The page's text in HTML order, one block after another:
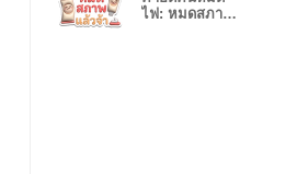
ไฟ: หมดสภาพ